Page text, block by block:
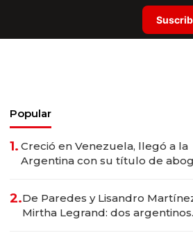
Popular
1. Creció en Venezuela, llegó a la
Argentina con su título de
marcas "fast premium"
2.De Paredes y Lisandro
Mirtha Legrand: dos argentinos